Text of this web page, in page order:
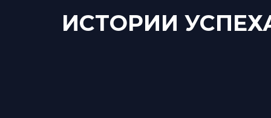
ИСТОРИИ